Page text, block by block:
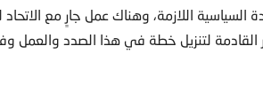
السياسية اللازمة، وهناك عمل جارٍ مع الاتحاد
القادمة لتنزيل خطة في هذا الصدد والعمل